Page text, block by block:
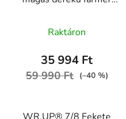
WRUP4BHC002ORG,
J7N
Raktáron
35 994 Ft
59 990 Ft (–40 %)
WR.UP® 7/8 Fekete